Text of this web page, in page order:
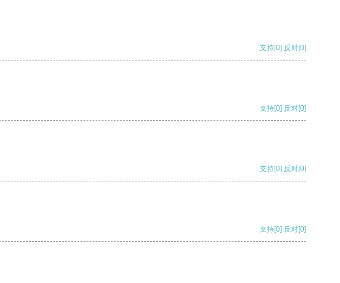
支持[0] 反对[0]
支持[0] 反对[0]
支持[0] 反对[0]
支持[0] 反对[0]